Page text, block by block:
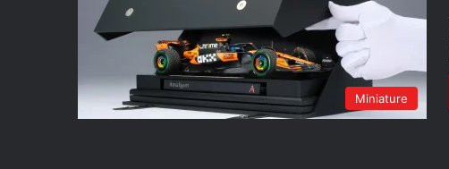
Miniature